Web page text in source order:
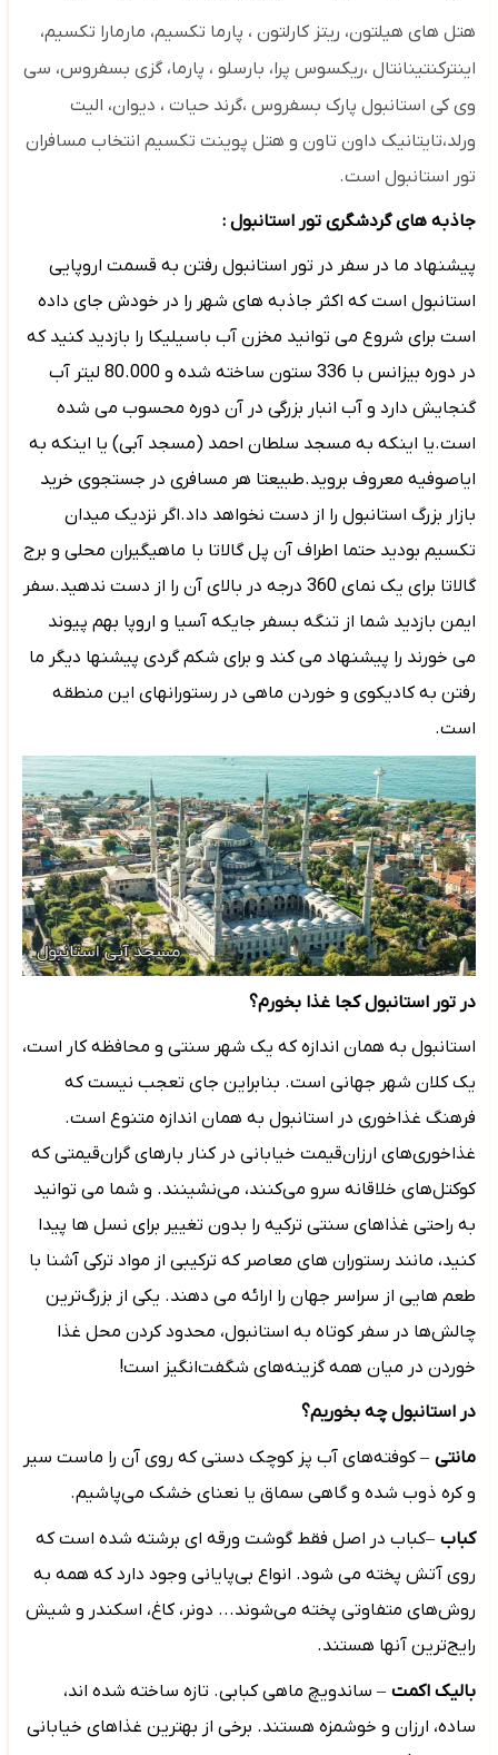
هتل های هیلتون، ریتز کارلتون ، پارما تکسیم، مارمارا تکسیم،
اینترکنتینانتال ،ریکسوس پرا، بارسلو ، پارما، گزی بسفروس، سی
وی کی استانبول پارک بسفروس ،گرند حیات ، دیوان، الیت
ورلد،تایتانیک داون تاون و هتل پوینت تکسیم انتخاب مسافران
تور استانبول است.
جاذبه های گردشگری تور استانبول :
پیشنهاد ما در سفر در تور استانبول رفتن به قسمت اروپایی
استانبول است که اکثر جاذبه های شهر را در خودش جای داده
است برای شروع می توانید مخزن آب باسیلیکا را بازدید کنید که
در دوره بیزانس با 336 ستون ساخته شده و 80.000 لیتر آب
گنجایش دارد و آب انبار بزرگی در آن دوره محسوب می شده
است.یا اینکه به مسجد سلطان احمد (مسجد آبی) یا اینکه به
ایاصوفیه معروف بروید.طبیعتا هر مسافری در جستجوی خرید
بازار بزرگ استانبول را از دست نخواهد داد.اگر نزدیک میدان
تکسیم بودید حتما اطراف آن پل گالاتا باماهیگیران محلی و برج
گالاتا برای یک نمای 360 درجه در بالای آن را از دست ندهید.سفر
ایمن بازدید شما از تنگه بسفر جایکه آسیا و اروپا بهم پیوند
می خورند را پیشنهاد می کند و برای شکم گردی پیشنها دیگر ما
رفتن به کادیکوی و خوردن ماهی در رستورانهای این منطقه
است.
در تور استانبول کجا غذا بخورم؟
استانبول به همان اندازه که یک شهر سنتی و محافظه کار است،
یک کلان شهر جهانی است. بنابراین جای تعجب نیست که
فرهنگ غذاخوری در استانبول به همان اندازه متنوع است.
غذاخوری‌های ارزان‌قیمت خیابانی در کنار بارهای گران‌قیمتی که
کوکتل‌های خلاقانه سرو می‌کنند، می‌نشینند. و شما می توانید
به راحتی غذاهای سنتی ترکیه را بدون تغییر برای نسل ها پیدا
کنید، مانند رستوران های معاصر که ترکیبی از مواد ترکی آشنا با
طعم هایی از سراسر جهان را ارائه می دهند. یکی از بزرگ‌ترین
چالش‌ها در سفر کوتاه به استانبول، محدود کردن محل غذا
خوردن در میان همه گزینه‌های شگفت‌انگیز است!
در استانبول چه بخوریم؟
مانتی – کوفته‌های آب پز کوچک دستی که روی آن را ماست سیر
و کره ذوب شده و گاهی سماق یا نعنای خشک می‌پاشیم.
کباب – کباب در اصل فقط گوشت ورقه ای برشته شده است که
روی آتش پخته می شود. انواع بی‌پایانی وجود دارد که همه به
روش‌های متفاوتی پخته می‌شوند... دونر، کاغ، اسکندر و شیش
رایج‌ترین آنها هستند.
بالیک اکمت – ساندویچ ماهی کبابی. تازه ساخته شده اند،
ساده، ارزان و خوشمزه هستند. برخی از بهترین غذاهای خیابانی